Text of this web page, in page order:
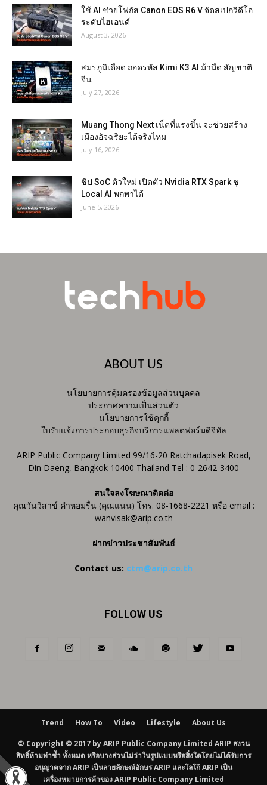
ใช้ AI ช่วยโฟกัส Canon EOS R6 V จัดสเปกวิดีโอ
ระดับไฮเอนด์
August 3, 2026
สมรภูมิเดือด ถอดรหัส Kimi K3 AI ม้ามืด สัญชาติ
จีน
July 27, 2026
Muang Thong Next เน็ตที่แรงขึ้น จะช่วยสร้าง
เมืองอัจฉริยะได้จริงไหม
July 16, 2026
ชิป SoC ตัวใหม่ เปิดตัว Nvidia RTX Spark ชู
Local AI พกพาได้
June 5, 2026
ABOUT US
นโยบายการคุ้มครองข้อมูลส่วนบุคคล
ประกาศความเป็นส่วนตัว
นโยบายการใช้คุกกี้
ใบรับแจ้งการประกอบธุรกิจบริการแพลตฟอร์มดิจิทัล
ARIP Public Company Limited 99/16-20 Ratchadapisek Road,
Din Daeng, Bangkok 10400 Thailand Tel : 0-2642-3400
สนใจลงโฆษณาติดต่อ
คุณวันวิสาข์ คำหอมรื่น (คุณแนน) โทร. 08-1668-2221 หรือ email :
wanvisak@arip.co.th
ฝากข่าวประชาสัมพันธ์
Contact us: ctm@arip.co.th
FOLLOW US
Trend How To Video Lifestyle About Us
© Copyright © 2017 by ARIP Public Company Limited ARIP สงวน
สิทธิ์ห้ามทำซ้ำ ทั้งหมด หรือบางส่วนไม่ว่าในรูปแบบหรือสิ่งใดโดยไม่ได้รับการ
อนุญาตจาก ARIP เป็นลายลักษณ์อักษร ARIP และโลโก้ ARIP เป็น
เครื่องหมายการค้าของ ARIP Public Company Limited